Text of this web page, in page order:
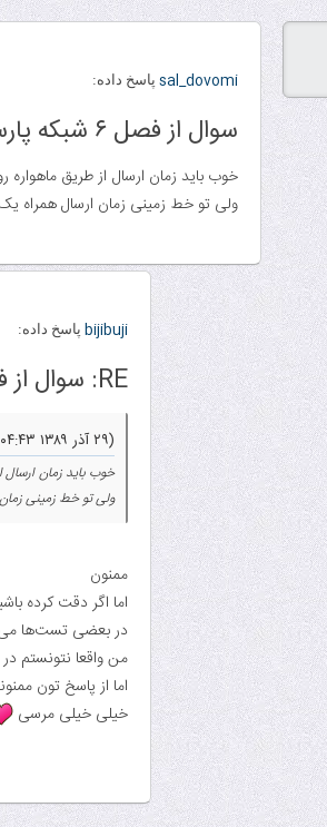
sal_dovomi پاسخ داده:
سوال از فصل ۶ شبکه پارسه
ولی تو خط زمینی زمان ارسال همراه یک
bijibuji پاسخ داده:
RE: سوال از فصل ۶ شبکه پارسه
(۲۹ آذر ۱۳۸۹ ۰۴:۴۳ ب.ظ)
ولی تو خط زمینی
ممنون
اما اگر دقت کرده باشید، اینکه ۲ تا تاخیر انتشار باشه یا
در بعضی تست‌ها می بینی گزینه ای
من واقعا نتونستم
اما از پاسخ تون
خیلی خیلی مرسی